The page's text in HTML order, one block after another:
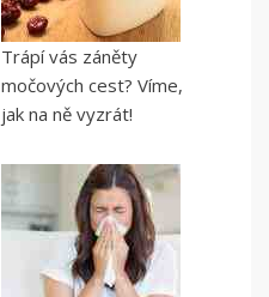
Trápí vás záněty
močových cest? Víme,
jak na ně vyzrát!